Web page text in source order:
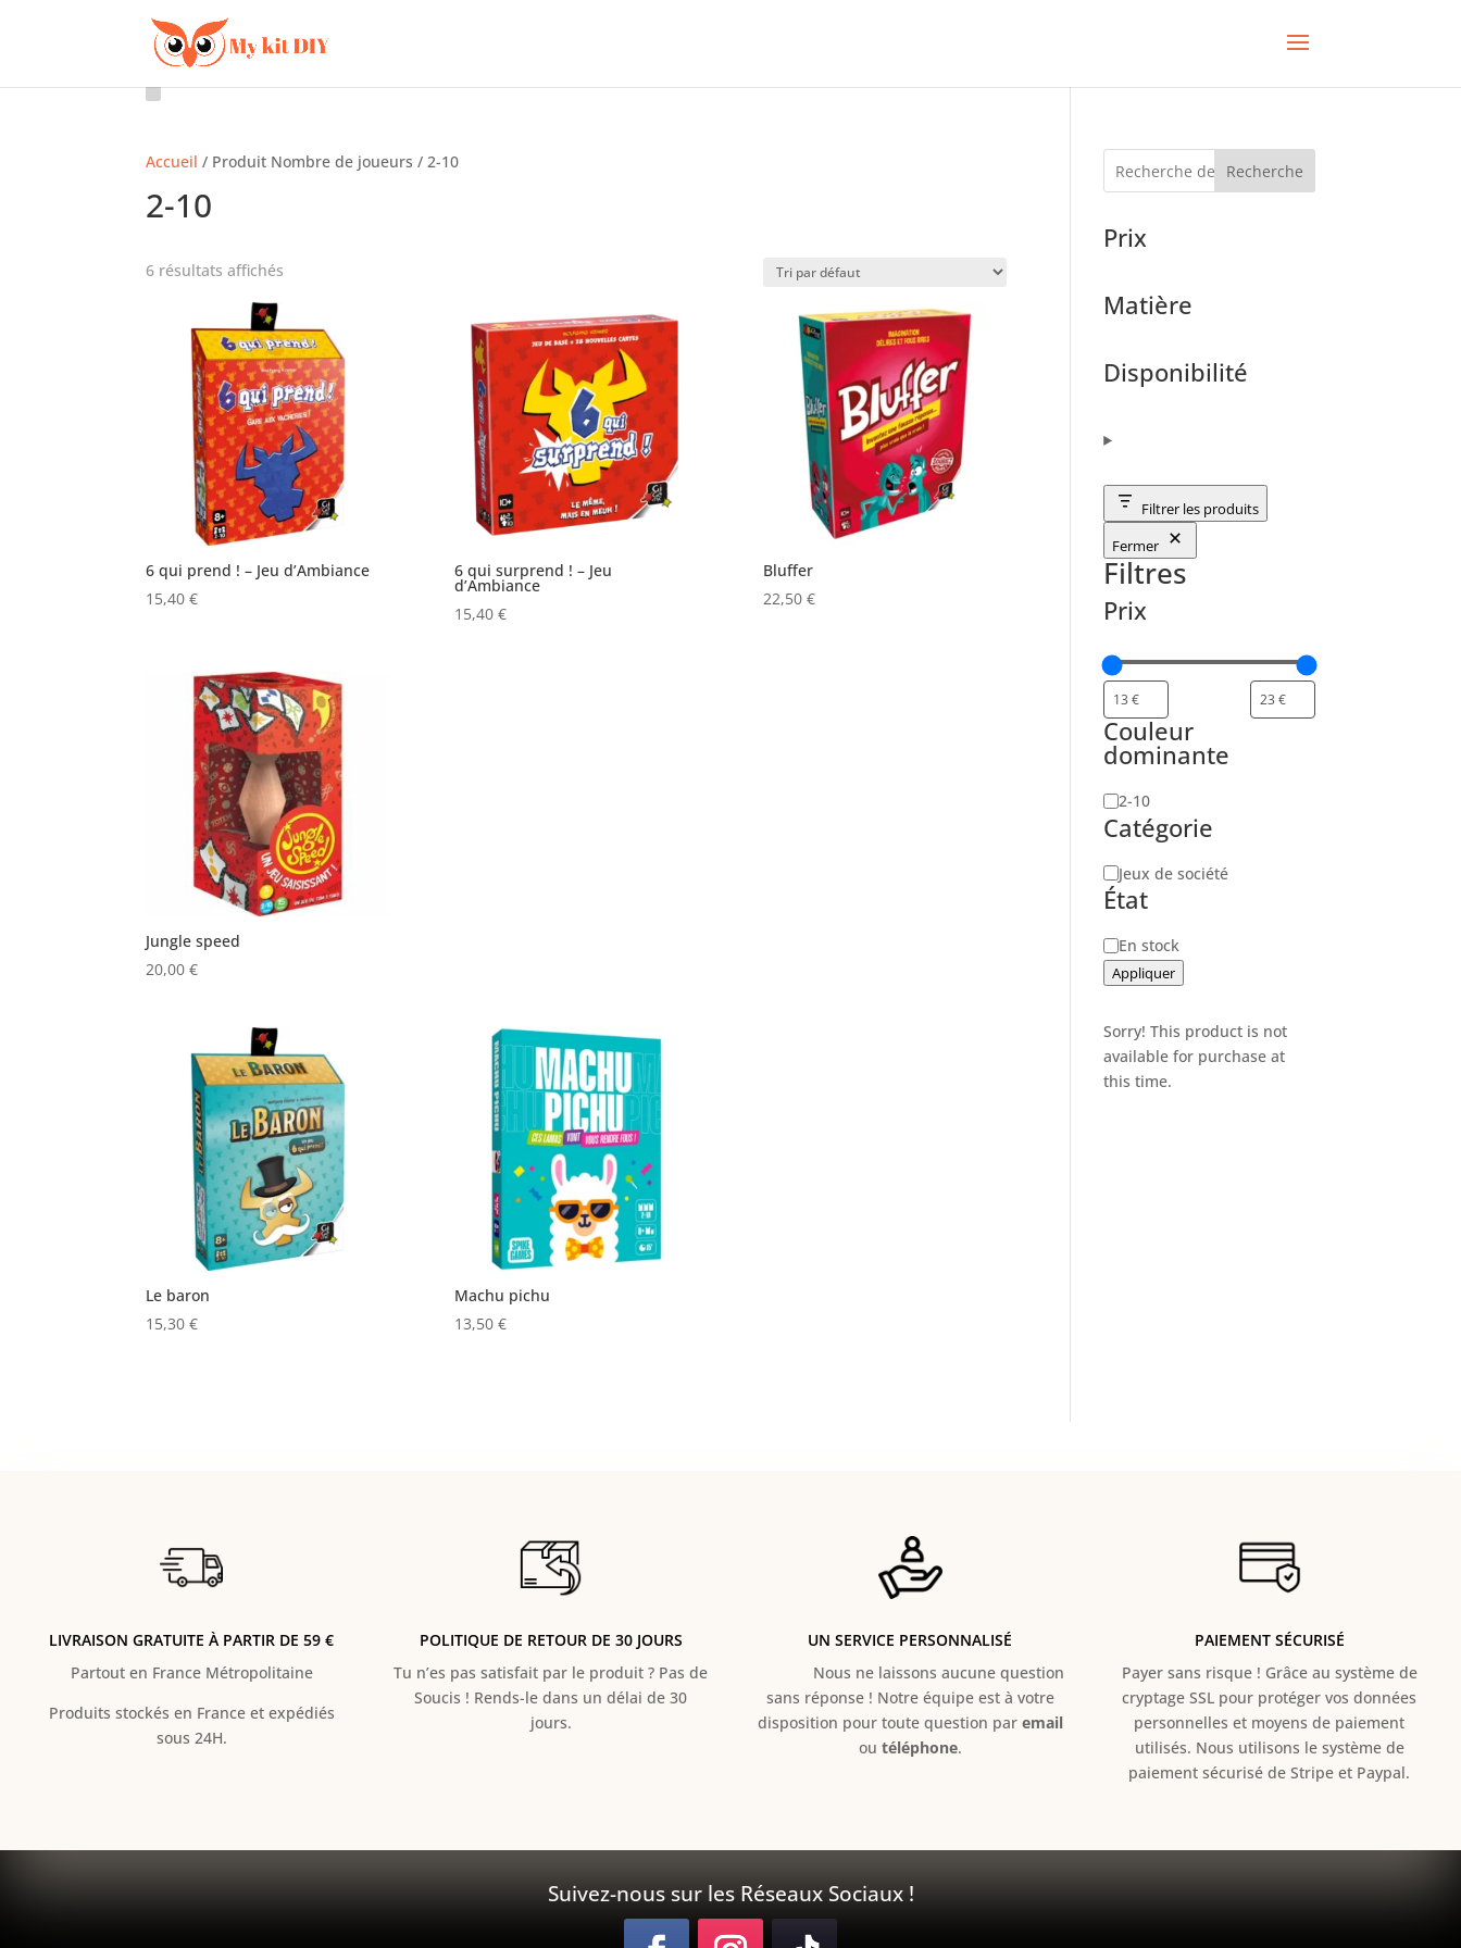
Accueil / Produit Nombre de joueurs / 2-10
2-10
6 résultats affichés
6 qui prend ! – Jeu d’Ambiance
15,40€
6 qui surprend ! – Jeu
d’Ambiance
15,40 €
Bluffer
22,50 €
Jungle speed
20,00€
Le baron
15,30€
Machu pichu
13,50 €
Recherche
Prix
Matière
Disponibilité
Filtrer les produits
Fermer
Filtres
Prix
Couleur
dominante
Nombre
de
joueurs
2-10
Catégorie
Catégorie
Jeux de société
État
Disponibilité
En stock
Appliquer
Sorry! This product is not
available for purchase at
this time.
LIVRAISON GRATUITE À PARTIR DE 59 €
Partout en France Métropolitaine
Produits stockés en France et expédiés
sous 24H.
POLITIQUE DE RETOUR DE 30 JOURS
Tu n’es pas satisfait par le produit ? Pas de
Soucis ! Rends-le dans un délai de 30
jours.
UN SERVICE PERSONNALISÉ
Nous ne laissons aucune question
sans réponse ! Notre équipe est à votre
disposition pour toute question par email
ou téléphone.
PAIEMENT SÉCURISÉ
Payer sans risque ! Grâce au système de
cryptage SSL pour protéger vos données
personnelles et moyens de paiement
utilisés. Nous utilisons le système de
paiement sécurisé de Stripe et Paypal.
Suivez-nous sur les Réseaux Sociaux !